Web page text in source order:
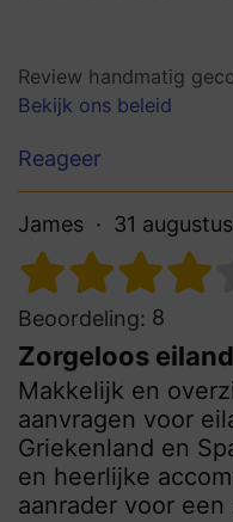
Review handmatig
Bekijk ons beleid
Reageer
James 31
Beoordeling: 8
Zorgeloos
Makkelijk en
aanvragen voor
Griekenland en
en heerlijke
aanrader voor